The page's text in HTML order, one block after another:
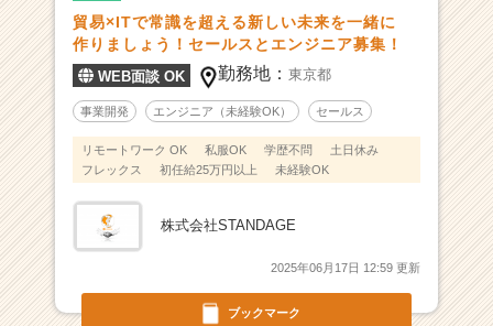
界
に
イ
ノ
ベ
シ
ョ
を
す
ブックマーク
貿易×ITで常識を超える新しい未来を一緒に
作りましょう！セールスとエンジニア募集！
WEB面談 OK 勤務地：東京都
事業開発 エンジニア（未経験OK） セールス
リモートワーク OK 私服OK 学歴不問
土日休み
フレックス
初任給25万円以上 未経験OK
株式会社STANDAGE
2025年06月17日 12:59 更新